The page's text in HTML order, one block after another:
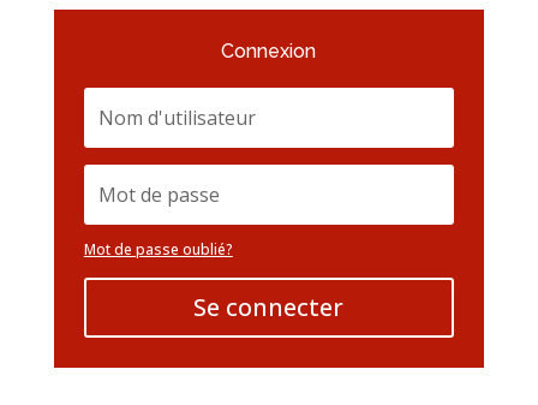
Connexion
Mot de passe oublié?
Se connecter